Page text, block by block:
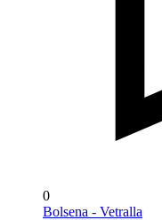
0
Bolsena - Vetralla